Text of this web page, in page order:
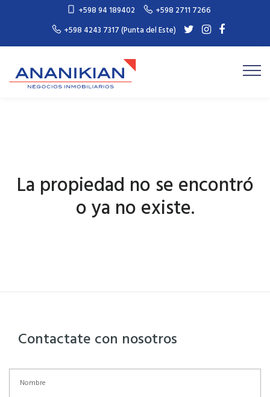
+598 94 189402
+598 2711 7266
+598 4243 7317 (Punta del Este)
La propiedad no se encontró
o ya no existe.
Contactate con nosotros